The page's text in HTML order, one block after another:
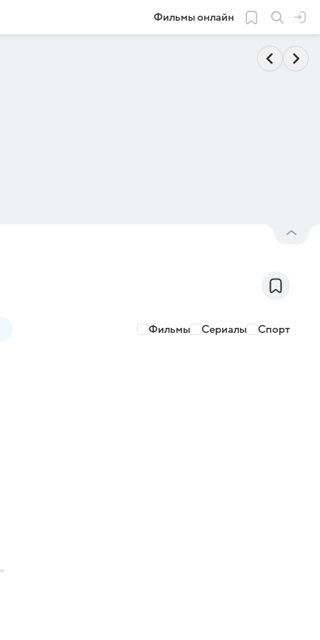
Фильмы онлайн
Фильмы Сериалы Спорт